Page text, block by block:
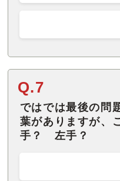
Q.7
ではでは最後の問
葉がありますが、
手？ 左手？